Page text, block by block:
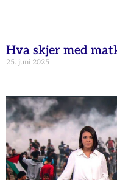
Hva skjer med
25. juni 2025